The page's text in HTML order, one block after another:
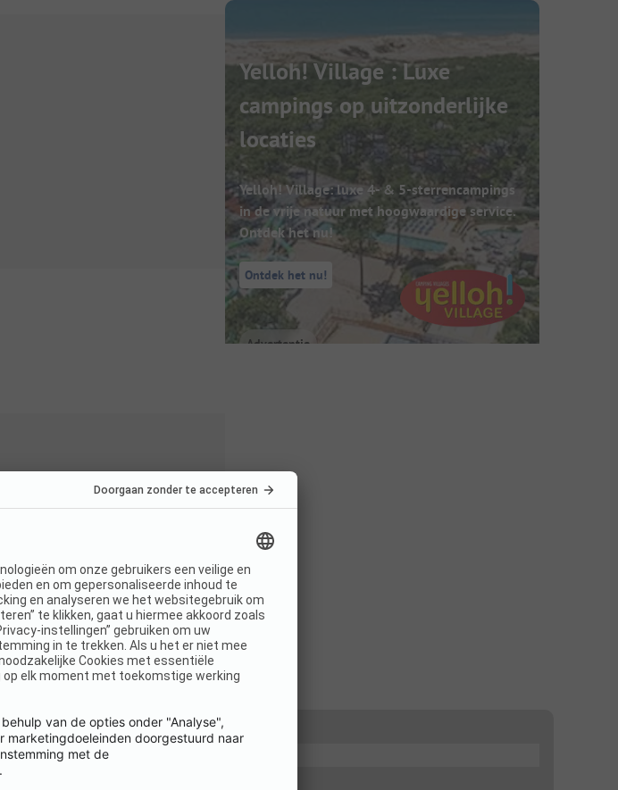
Yelloh! Village : Luxe
campings op uitzonderlijke
locaties
Yelloh! Village: luxe 4- & 5-sterrencampings
in de vrije natuur met hoogwaardige service.
Ontdek het nu!
Ontdek het nu!